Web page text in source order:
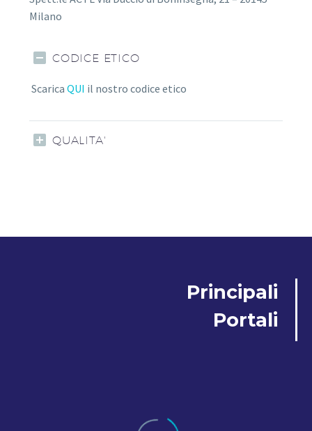
Milano
CODICE ETICO
Scarica QUI il nostro codice etico
QUALITA'
Principali
Portali